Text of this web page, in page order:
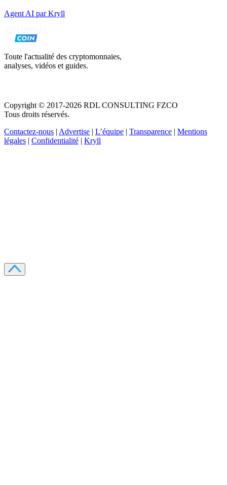
Agent AI par Kryll
Toute l'actualité des cryptomonnaies,
analyses, vidéos et guides.
Copyright © 2017-2026 RDL CONSULTING FZCO
Tous droits réservés.
Contactez-nous | Advertise | L’équipe | Transparence | Mentions
légales | Confidentialité | Kryll